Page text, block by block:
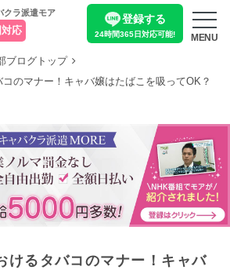
クラ派遣モア
応
登録する
24時間365日対応可能! MENU
ブログトップ
のマナー！キャバ嬢はたばこを吸ってOK？
けるタバコのマナー！キャバ